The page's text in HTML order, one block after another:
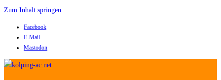
Zum Inhalt springen
Facebook
E-Mail
Mastodon